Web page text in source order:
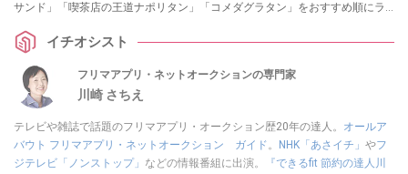
サンド」「喫茶店の王道ナポリタン」「コメダグラタン」をおすすめ順にラ
イチオシスト
フリマアプリ・ネットオークションの専門家
川崎 さちえ
テレビや雑誌で話題のフリマアプリ・オークション歴20年の達人。 オールア
バウト フリマアプリ・ネットオークション ガイド。 NHK「あさイチ」 やフ
ジテレビ「ノンストップ」 などの情報番組に出演。
『できるfit 節約の達人川